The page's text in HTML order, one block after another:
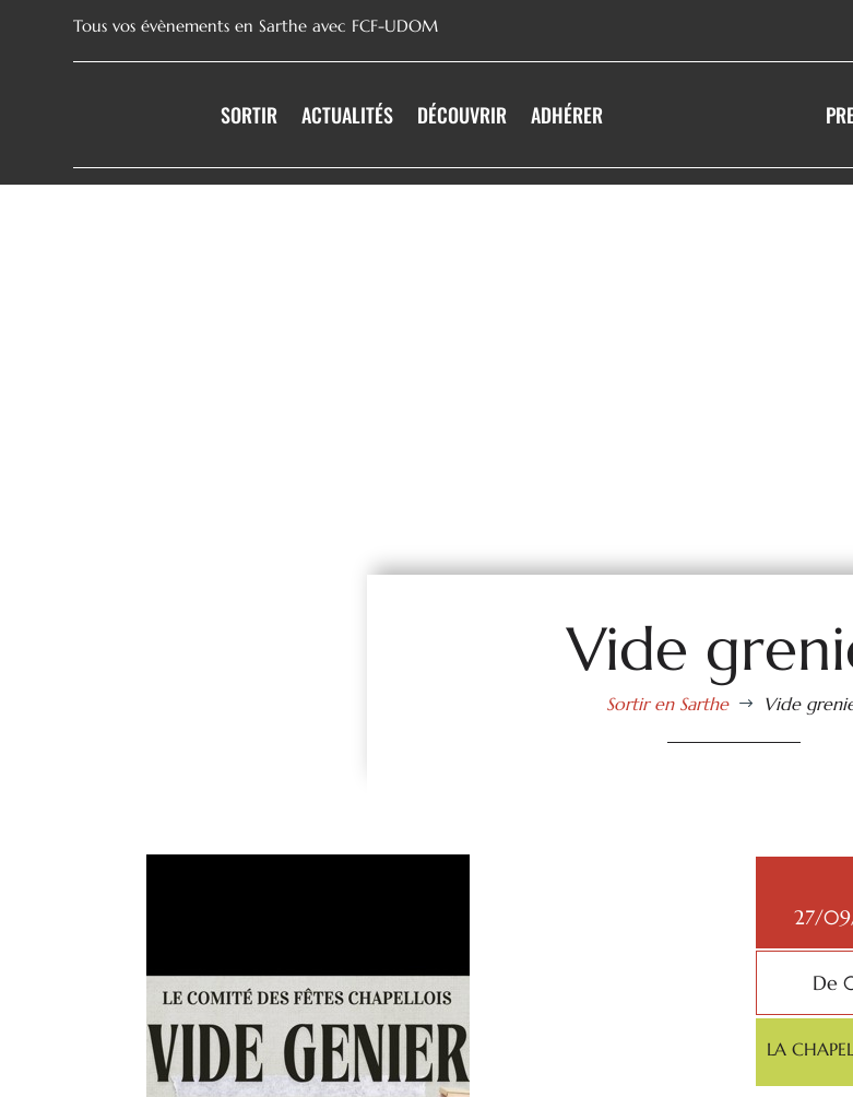
Tous vos évènements en Sarthe avec FCF-UDOM
SORTIR ACTUALITÉS DÉCOUVRIR ADHÉRER
Vide
Sortir en Sarthe $ Vide
27/
De
LA